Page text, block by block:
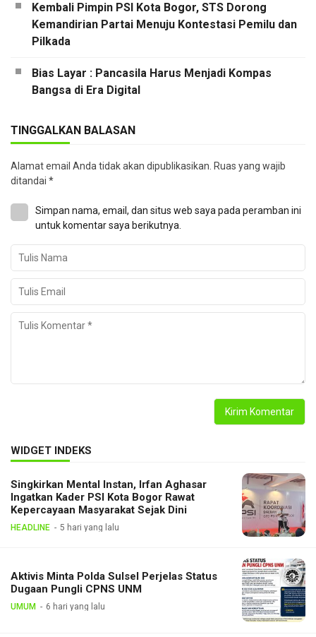
Kembali Pimpin PSI Kota Bogor, STS Dorong
Kemandirian Partai Menuju Kontestasi Pemilu dan
Pilkada
Bias Layar : Pancasila Harus Menjadi Kompas
Bangsa di Era Digital
TINGGALKAN BALASAN
Alamat email Anda tidak akan dipublikasikan. Ruas yang wajib
ditandai *
Simpan nama, email, dan situs web saya pada peramban ini
untuk komentar saya berikutnya.
WIDGET INDEKS
Singkirkan Mental Instan, Irfan Aghasar
Ingatkan Kader PSI Kota Bogor Rawat
Kepercayaan Masyarakat Sejak Dini
HEADLINE 5 hari yang lalu
Aktivis Minta Polda Sulsel Perjelas Status
Dugaan Pungli CPNS UNM
UMUM 6 hari yang lalu